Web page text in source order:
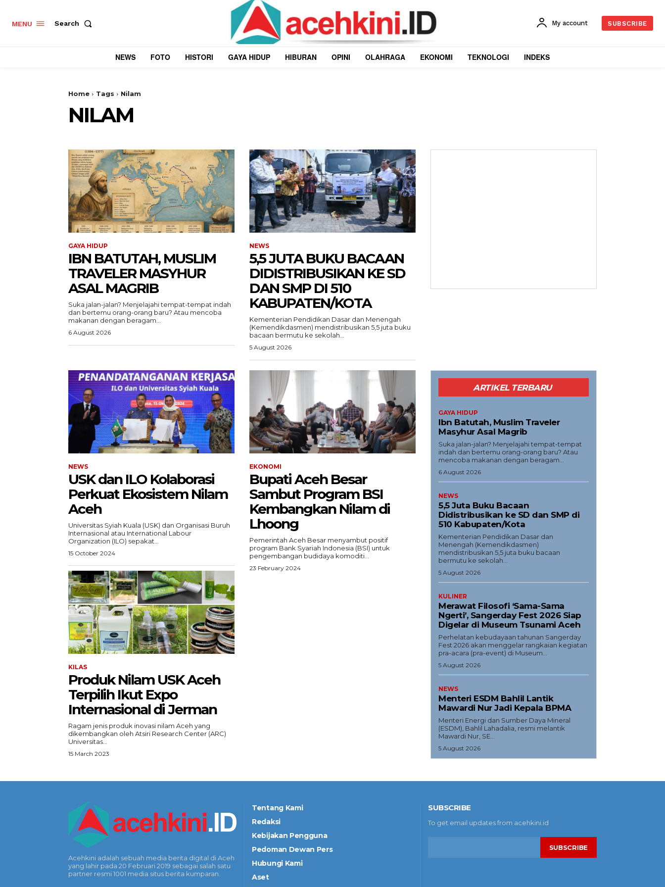
ACEHKINI.ID
Situs Berita Aceh
Terkini
Menu
Foto
Hiburan
Opini
Olahraga
Ekonomi
Indeks
Redaksi
Redaksi
Kebijakan Pengguna
MENU Search My account SUBSCRIBE
NEWS FOTO HISTORI GAYA HIDUP HIBURAN OPINI OLAHRAGA EKONOMI TEKNOLOGI INDEKS
Home Tags Nilam
NILAM
GAYA HIDUP
IBN BATUTAH, MUSLIM
TRAVELER MASYHUR
ASAL MAGRIB
Suka jalan-jalan? Menjelajahi tempat-tempat indah
dan bertemu orang-orang baru? Atau mencoba
makanan dengan beragam...
6 August 2026
NEWS
5,5 JUTA BUKU BACAAN
DIDISTRIBUSIKAN KE SD
DAN SMP DI 510
KABUPATEN/KOTA
Kementerian Pendidikan Dasar dan Menengah
(Kemendikdasmen) mendistribusikan 5,5 juta buku
bacaan bermutu ke sekolah...
5 August 2026
NEWS
USK dan ILO Kolaborasi
Perkuat Ekosistem Nilam
Aceh
Universitas Syiah Kuala (USK) dan Organisasi Buruh
Internasional atau International Labour
Organization (ILO) sepakat...
15 October 2024
EKONOMI
Bupati Aceh Besar
Sambut Program BSI
Kembangkan Nilam di
Lhoong
Pemerintah Aceh Besar menyambut positif
program Bank Syariah Indonesia (BSI) untuk
pengembangan budidaya komoditi...
23 February 2024
KILAS
Produk Nilam USK Aceh
Terpilih Ikut Expo
Internasional di Jerman
Ragam jenis produk inovasi nilam Aceh yang
dikembangkan oleh Atsiri Research Center (ARC)
Universitas...
15 March 2023
ARTIKEL TERBARU
GAYA HIDUP
Ibn Batutah, Muslim Traveler
Masyhur Asal Magrib
Suka jalan-jalan? Menjelajahi tempat-tempat
indah dan bertemu orang-orang baru? Atau
mencoba makanan dengan beragam...
6 August 2026
NEWS
5,5 Juta Buku Bacaan
Didistribusikan ke SD dan SMP di
510 Kabupaten/Kota
Kementerian Pendidikan Dasar dan
Menengah (Kemendikdasmen)
mendistribusikan 5,5 juta buku bacaan
bermutu ke sekolah...
5 August 2026
KULINER
Merawat Filosofi ‘Sama-Sama
Ngerti’, Sangerday Fest 2026 Siap
Digelar di Museum Tsunami Aceh
Perhelatan kebudayaan tahunan Sangerday
Fest 2026 akan menggelar rangkaian kegiatan
pra-acara (pra-event) di Museum...
5 August 2026
NEWS
Menteri ESDM Bahlil Lantik
Mawardi Nur Jadi Kepala BPMA
Menteri Energi dan Sumber Daya Mineral
(ESDM), Bahlil Lahadalia, resmi melantik
Mawardi Nur, SE...
5 August 2026
Acehkini adalah sebuah media berita digital di Aceh
yang lahir pada 20 Februari 2019 sebagai salah satu
partner resmi 1001 media situs berita kumparan.
Tentang Kami
Redaksi
Kebijakan Pengguna
Pedoman Dewan Pers
Hubungi Kami
Aset
SUBSCRIBE
To get email updates from acehkini.id
SUBSCRIBE